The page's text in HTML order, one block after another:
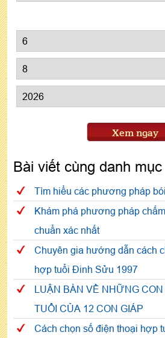
Xem ngay
Bài viết cùng danh mục
Tìm hiểu các phương pháp
Khám phá phương pháp
chuẩn xác nhất
Chuyên gia hướng dẫn cách
hợp tuổi Đinh Sửu 1997
LUẬN BÀN VỀ NHỮNG
TUỔI CỦA 12 CON GIÁP
Cách chọn số điện thoại hợp